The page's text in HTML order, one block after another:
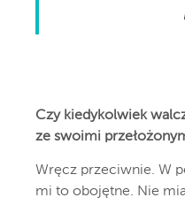
Czy kiedykolwiek
ze swoimi
Wręcz przeciwnie. W
mi to obojętne. Nie